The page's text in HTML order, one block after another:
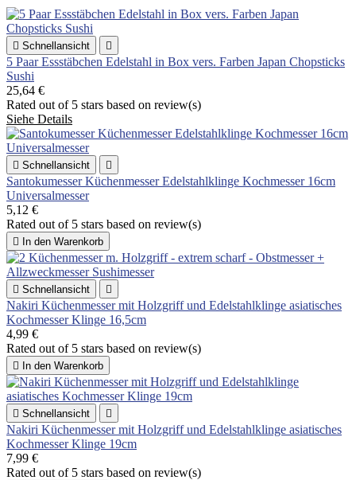
 Schnellansicht 
5 Paar Essstäbchen Edelstahl in Box vers. Farben Japan Chopsticks
Sushi
25,64 €
Rated out of 5 stars based on review(s)
Siehe Details
 Schnellansicht 
Santokumesser Küchenmesser Edelstahlklinge Kochmesser 16cm
Universalmesser
5,12 €
Rated out of 5 stars based on review(s)
 In den Warenkorb
 Schnellansicht 
Nakiri Küchenmesser mit Holzgriff und Edelstahlklinge asiatisches
Kochmesser Klinge 16,5cm
4,99 €
Rated out of 5 stars based on review(s)
 In den Warenkorb
 Schnellansicht 
Nakiri Küchenmesser mit Holzgriff und Edelstahlklinge asiatisches
Kochmesser Klinge 19cm
7,99 €
Rated out of 5 stars based on review(s)